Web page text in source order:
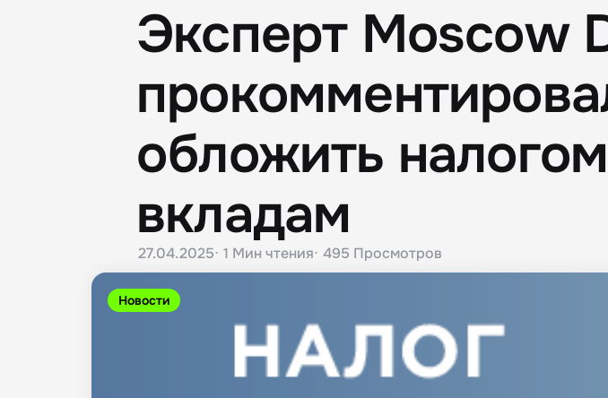
Новости
Эксперт Moscow
обложить
вкладам
27.04.2025 1 Мин чтения 495 Просмотров